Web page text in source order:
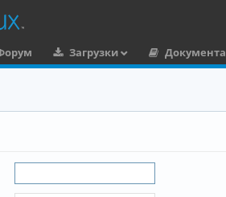
Загрузки